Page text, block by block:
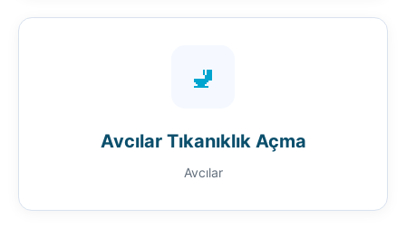
🚽
Avcılar Tıkanıklık Açma
Avcılar